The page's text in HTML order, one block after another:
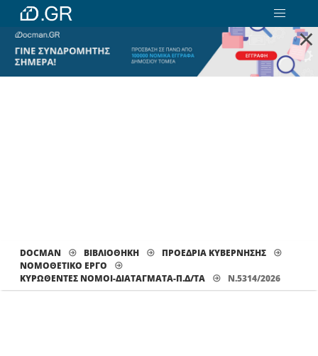
×
DOCMAN ΒΙΒΛΙΟΘΗΚΗ
ΠΡΟΕΔΡΙΑ ΚΥΒΕΡΝΗΣΗΣ
ΝΟΜΟΘΕΤΙΚΟ ΕΡΓΟ
ΚΥΡΩΘΈΝΤΕΣ ΝΌΜΟΙ-ΔΙΑΤΆΓΜΑΤΑ-Π.Δ/ΤΑ
Ν.5314/2026